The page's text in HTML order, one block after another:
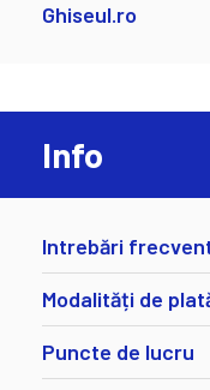
Ghiseul.ro
Info
Intrebări
Modalități de
Puncte de lucru